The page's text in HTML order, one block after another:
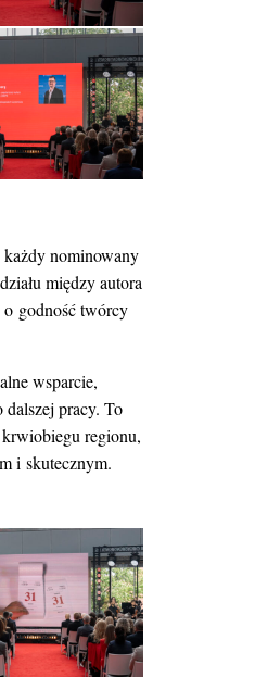
każdy nominowany
między autora
godność twórcy
wsparcie,
pracy. To
regionu,
i skutecznym.